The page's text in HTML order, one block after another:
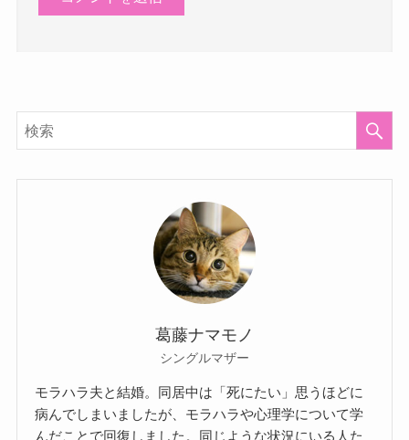
葛藤ナマモノ
シングルマザー
モラハラ夫と結婚。同居中は「死にたい」思うほどに
病んでしまいましたが、モラハラや心理学について学
んだことで回復しました。同じような状況にいる人た